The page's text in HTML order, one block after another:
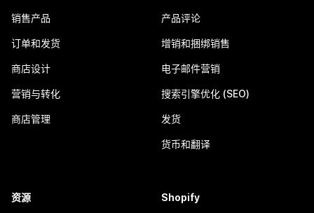
销售产品
订单和发货
商店设计
营销与转化
商店管理
产品评论
增销和捆绑销售
电子邮件营销
搜索引擎优化 (SEO)
发货
货币和翻译
资源 Shopify